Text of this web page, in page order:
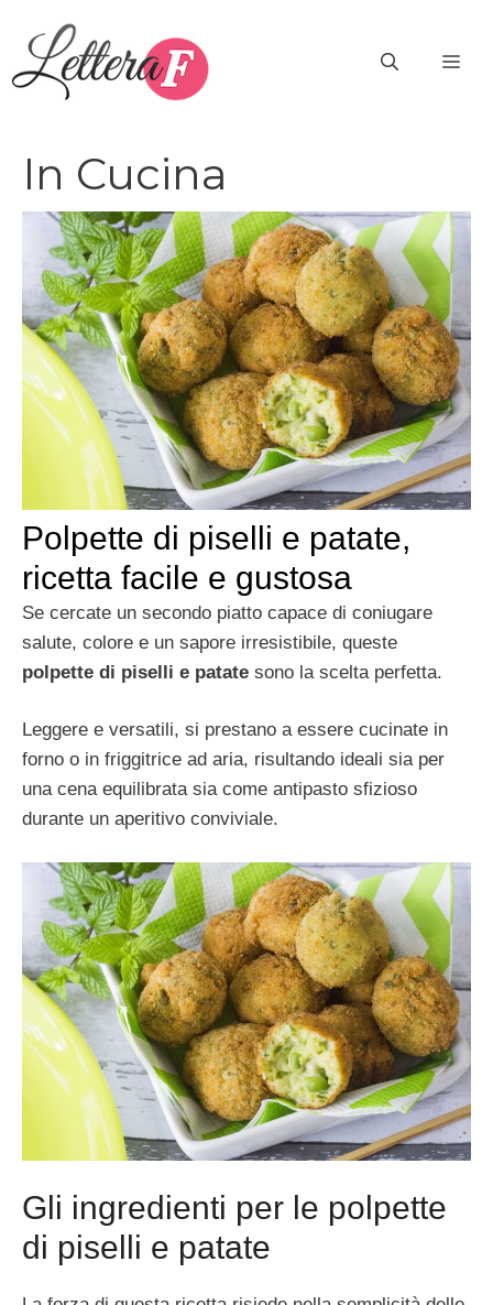
contenuto
In Cucina
Polpette di piselli e patate,
ricetta facile e gustosa
Se cercate un secondo piatto capace di coniugare
salute, colore e un sapore irresistibile, queste
polpette di piselli e patate sono la scelta perfetta.
Leggere e versatili, si prestano a essere cucinate in
forno o in friggitrice ad aria, risultando ideali sia per
una cena equilibrata sia come antipasto sfizioso
durante un aperitivo conviviale.
Gli ingredienti per le polpette
di piselli e patate